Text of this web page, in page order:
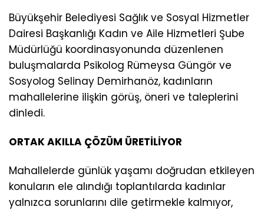
Büyükşehir Belediyesi Sağlık ve Sosyal Hizmetler
Dairesi Başkanlığı Kadın ve Aile Hizmetleri Şube
Müdürlüğü koordinasyonunda düzenlenen
buluşmalarda Psikolog Rümeysa Güngör ve
Sosyolog Selinay Demirhanöz, kadınların
mahallelerine ilişkin görüş, öneri ve taleplerini
dinledi.
ORTAK AKILLA ÇÖZÜM ÜRETİLİYOR
Mahallelerde günlük yaşamı doğrudan etkileyen
konuların ele alındığı toplantılarda kadınlar
yalnızca sorunlarını dile getirmekle kalmıyor,